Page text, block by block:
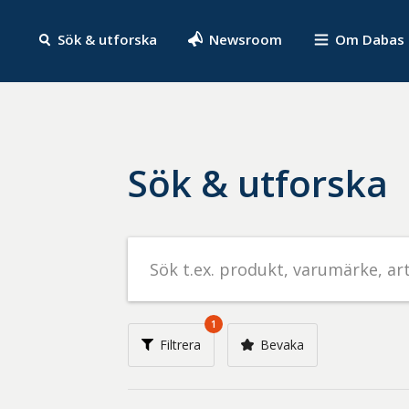
Sök & utforska Newsroom Om Dabas
Sök & utforska
Sök
livsmedel
på
t.ex.
produkt,
varumärke,
Filtrera
1
Bevaka